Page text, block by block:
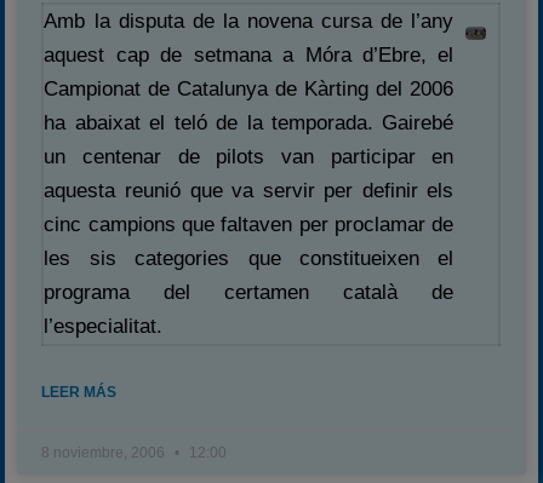
Amb la disputa de la novena cursa de l’any
aquest cap de setmana a Móra d’Ebre, el
Campionat de Catalunya de Kàrting del 2006
ha abaixat el teló de la temporada. Gairebé
un centenar de pilots van participar en
aquesta reunió que va servir per definir els
cinc campions que faltaven per proclamar de
les sis categories que constitueixen el
programa del certamen català de
l’especialitat.
LEER MÁS
8 noviembre, 2006 12:00